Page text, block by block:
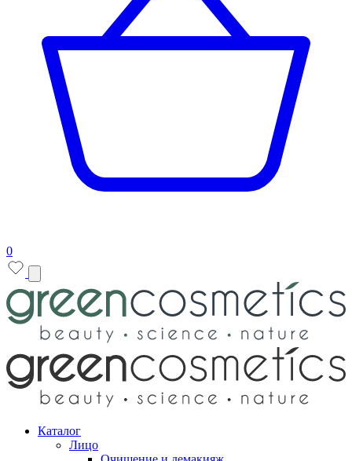
0
Каталог
Лицо